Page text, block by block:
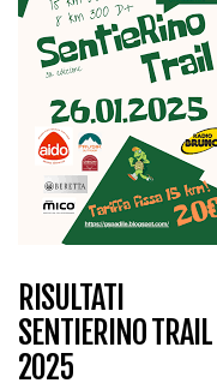
RISULTATI
SENTIERINO TRAIL
2025